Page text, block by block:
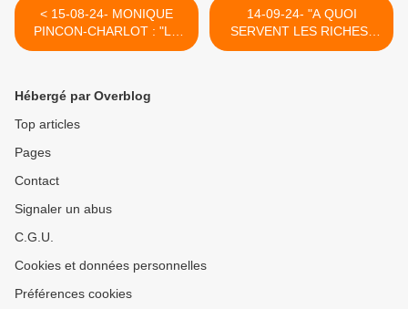
< 15-08-24- MONIQUE
PINCON-CHARLOT : "LA
VIOLENCE DES RICHES
ESPRTIT ET DE LEUR
CORPS." (2017)
14-09-24- "A QUOI
SERVENT LES RICHES"
DE PHILIPPE DELSOL ET
Hébergé par Overblog
Top articles
Pages
Contact
Signaler un abus
C.G.U.
Cookies et données personnelles
Préférences cookies